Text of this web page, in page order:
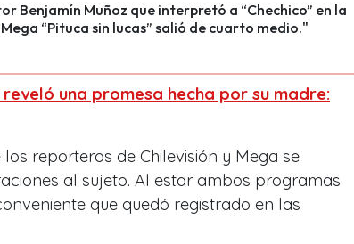
Benjamín Muñoz que interpretó a “Chechico” en la
“Pituca sin lucas” salió de cuarto medio."
una promesa hecha por su madre:
reporteros de Chilevisión y Mega se
al sujeto. Al estar ambos programas
que quedó registrado en las